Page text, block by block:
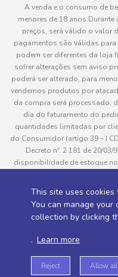
This site uses cookies
You can manage
collection by clicking
. Learn more
Reject Allow all
A venda e o consumo de
menores de 18
preços, será válido o valor
pagamentos são válidas
podem ser diferentes da loja
sofrer alterações sem aviso
poderá ser alterado, para
vendemos produtos por
da compra será processado,
dia do faturamento do
quantidades limitadas por
do Consumidor (artigo 39 – I
Decreto nº. 2.181 de 20/
disponibilidade de estoque
pedido do cliente, este não
cobrado. As fotos dos
divergência com o produto
consultadas